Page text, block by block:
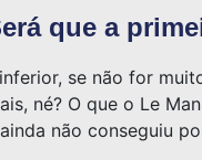
que a
se não for
né? O que o Le
não conseguiu